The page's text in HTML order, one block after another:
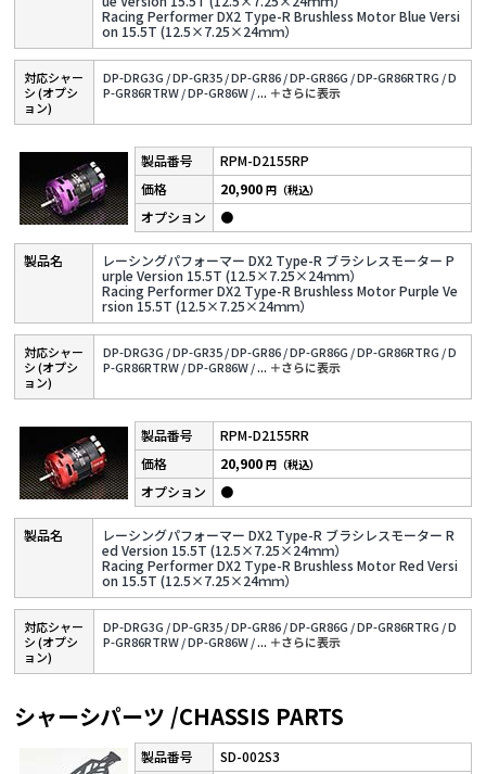
Racing Performer DX2 Type-R Brushless Motor Blue Versi
on 15.5T (12.5×7.25×24ｍｍ）
対応シャー
シ (オプシ
ョン)
DP-DRG3G /DP-GR35 /DP-GR86 /DP-GR86G /DP-GR86RTRG /D
P-GR86RTRW /DP-GR86W /... ＋さらに表⽰
RPM-D2155RP
レーシングパフォーマー DX2 Type-R ブラシレスモーター P
urple Version 15.5T (12.5×7.25×24ｍｍ）
Racing Performer DX2 Type-R Brushless Motor Purple Ve
rsion 15.5T (12.5×7.25×24ｍｍ）
20,900円（税込）
●
対応シャー
シ (オプシ
ョン)
DP-DRG3G /DP-GR35 /DP-GR86 /DP-GR86G /DP-GR86RTRG /D
P-GR86RTRW /DP-GR86W /... ＋さらに表⽰
RPM-D2155RR
レーシングパフォーマー DX2 Type-R ブラシレスモーター R
ed Version 15.5T (12.5×7.25×24ｍｍ）
Racing Performer DX2 Type-R Brushless Motor Red Versi
on 15.5T (12.5×7.25×24ｍｍ）
20,900円（税込）
●
対応シャー
シ (オプシ
ョン)
DP-DRG3G /DP-GR35 /DP-GR86 /DP-GR86G /DP-GR86RTRG /D
P-GR86RTRW /DP-GR86W /... ＋さらに表⽰
シャーシパーツ /CHASSIS PARTS
SD-002S3